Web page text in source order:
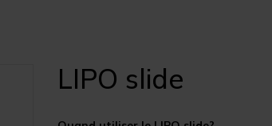
LIPO slide